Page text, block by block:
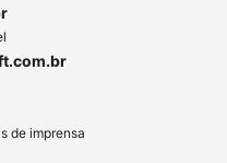
de imprensa